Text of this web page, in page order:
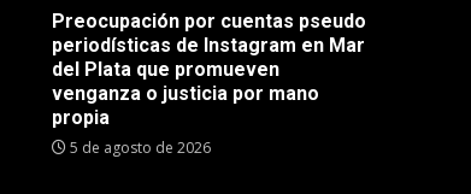
Preocupación por cuentas pseudo
periodísticas de Instagram en Mar
del Plata que promueven
venganza o justicia por mano
propia
5 de agosto de 2026